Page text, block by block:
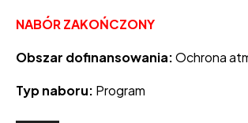
NABÓR ZAKOŃCZONY
Obszar dofinansowania:Ochrona
Typ naboru: Program